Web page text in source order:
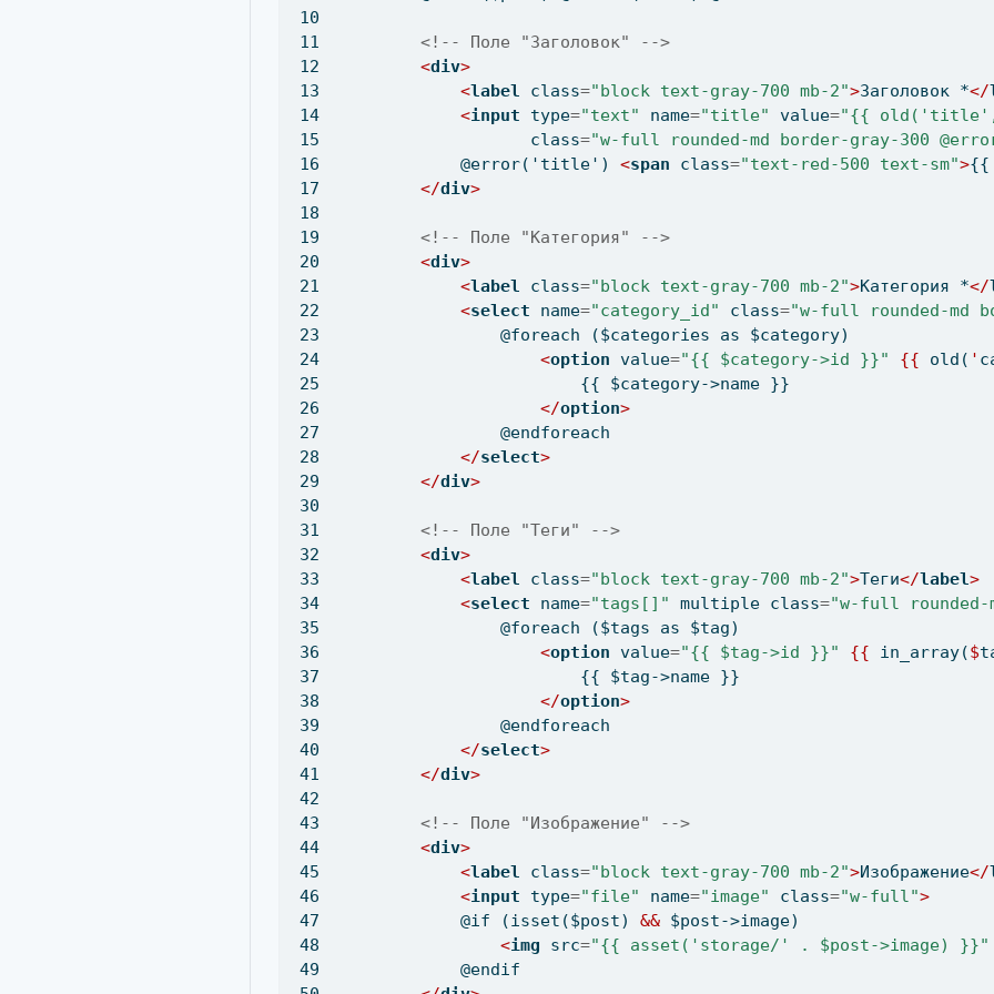
<!-- Поле "Заголовок" -->
<div>
<label class="block text-gray-700 mb-2">Заголовок *</
<input type="text" name="title" value="{{ old('title',
                   class
="w-full rounded-md border-gray-300
            @error('title')
<span class="text-red-500 text-sm">{{
</div>
<!-- Поле "Категория" -->
<div>
<label class="block text-gray-700 mb-2">Категория *</
<select name="category_id" class="w-full rounded-md
                @foreach ($categories as $category)
<option value="{{ $category->id }}" {{ old( '
                        {{ $category->name }}
</option>
                @endforeach
</select>
</div>
<!-- Поле "Теги" -->
<div>
<label class="block text-gray-700 mb-2">Теги</label>
<select name="tags[]" multiple class="w-full rounded-
                @foreach ($tags as $tag)
<option value="{{ $tag->id }}" {{ in_array($
                        {{ $tag->name }}
</option>
                @endforeach
</select>
</div>
<!-- Поле "Изображение" -->
<div>
<label class="block text-gray-700 mb-2">Изображение</
<input type="file" name="image" class="w-full">
            @if (isset($post)
&& $post->image)
<img src="{{ asset('storage/' . $post->image) }}"
            @endif